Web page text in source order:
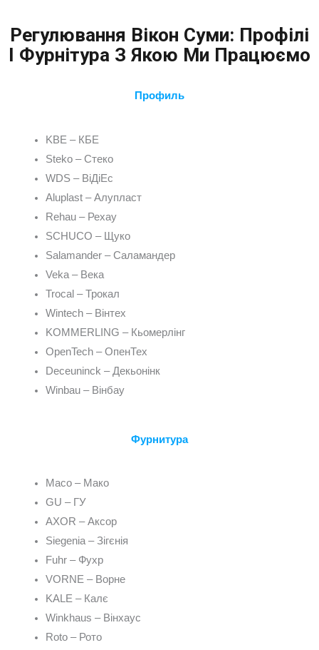
Регулювання Вікон Суми: Профілі
І Фурнітура З Якою Ми Працюємо
Профиль
KBE – КБЕ
Steko – Стеко
WDS – ВіДіЕс
Aluplast – Алупласт
Rehau – Рехау
SCHUCO – Щуко
Salamander – Саламандер
Veka – Века
Trocal – Трокал
Wintech – Вінтех
KOMMERLING – Кьомерлінг
OpenTech – ОпенТех
Deceuninck – Декьонінк
Winbau – Вінбау
Фурнитура
Maco – Мако
GU – ГУ
AXOR – Аксор
Siegenia – Зігєнія
Fuhr – Фухр
VORNE – Ворне
KALE – Калє
Winkhaus – Вінхаус
Roto – Рото